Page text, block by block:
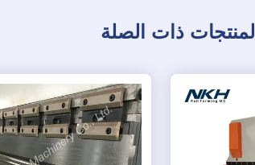
المنتجات ذات الصلة